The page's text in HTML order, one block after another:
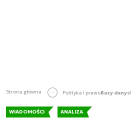
Strona główna Polityka i prawo
WIADOMOŚCI ANALIZA